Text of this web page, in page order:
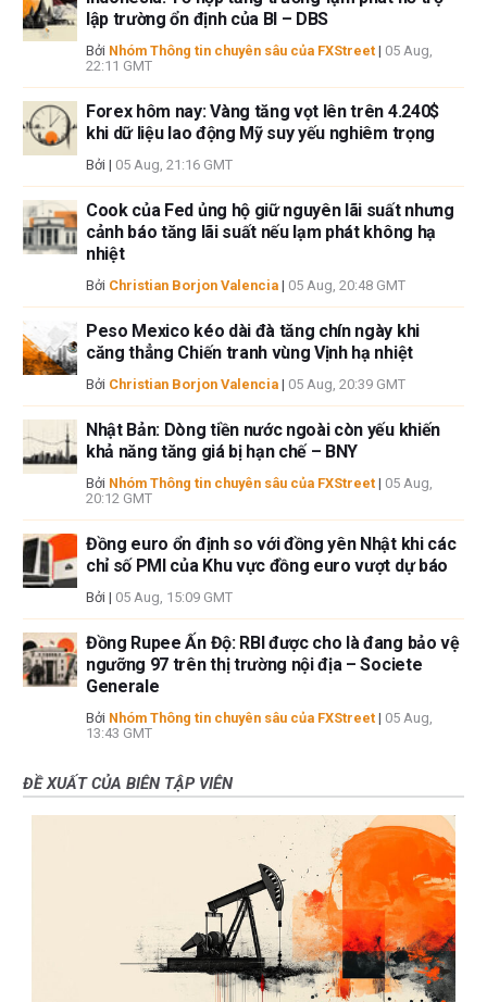
tin này. FXStreet và tác giả sẽ không chịu trách nhiệm về bất kỳ sai sót,
thiếu sót hoặc bất kỳ tổn thất, thương tích hoặc thiệt hại nào phát sinh từ
thông tin này và việc hiển thị hoặc sử dụng thông tin này. Ngoại trừ các
lỗi và thiếu sót.
Tác giả và FXStreet không phải là các cố vấn đầu tư đã đăng ký và không
có nội dung nào trong bài viết này nhằm mục đích tư vấn đầu tư.
lập trường ổn định của BI – DBS
Bởi Nhóm Thông tin chuyên sâu của FXStreet | 05 Aug,
22:11 GMT
Forex hôm nay: Vàng tăng vọt lên trên 4.240$
khi dữ liệu lao động Mỹ suy yếu nghiêm trọng
Bởi | 05 Aug, 21:16 GMT
Cook của Fed ủng hộ giữ nguyên lãi suất nhưng
cảnh báo tăng lãi suất nếu lạm phát không hạ
nhiệt
Bởi Christian Borjon Valencia | 05 Aug, 20:48 GMT
Peso Mexico kéo dài đà tăng chín ngày khi
căng thẳng Chiến tranh vùng Vịnh hạ nhiệt
Bởi Christian Borjon Valencia | 05 Aug, 20:39 GMT
Nhật Bản: Dòng tiền nước ngoài còn yếu khiến
khả năng tăng giá bị hạn chế – BNY
Bởi Nhóm Thông tin chuyên sâu của FXStreet | 05 Aug,
20:12 GMT
Đồng euro ổn định so với đồng yên Nhật khi các
chỉ số PMI của Khu vực đồng euro vượt dự báo
Bởi | 05 Aug, 15:09 GMT
Đồng Rupee Ấn Độ: RBI được cho là đang bảo vệ
ngưỡng 97 trên thị trường nội địa – Societe
Generale
Bởi Nhóm Thông tin chuyên sâu của FXStreet | 05 Aug,
13:43 GMT
ĐỀ XUẤT CỦA BIÊN TẬP VIÊN